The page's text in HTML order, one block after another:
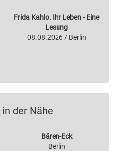
Frida Kahlo. Ihr Leben - Eine
Lesung
08.08.2026 / Berlin
der Nähe
Bären-Eck
Berlin